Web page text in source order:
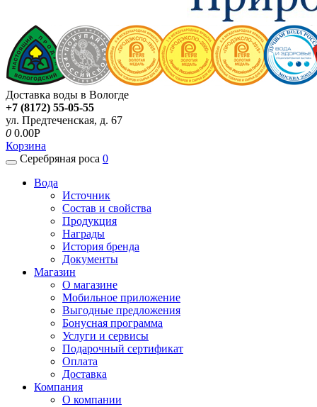
Доставка воды в Вологде
+7 (8172) 55-05-55
ул. Предтеченская, д. 67
0 0.00P
Корзина
Серебряная роса 0
Вода
Источник
Состав и свойства
Продукция
Награды
История бренда
Документы
Магазин
О магазине
Мобильное приложение
Выгодные предложения
Бонусная программа
Услуги и сервисы
Подарочный сертификат
Оплата
Доставка
Компания
О компании